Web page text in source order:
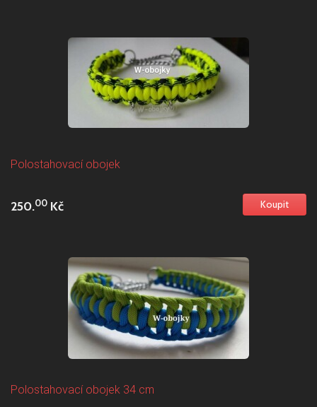
Polostahovací obojek
250.00 Kč
Polostahovací obojek 34 cm